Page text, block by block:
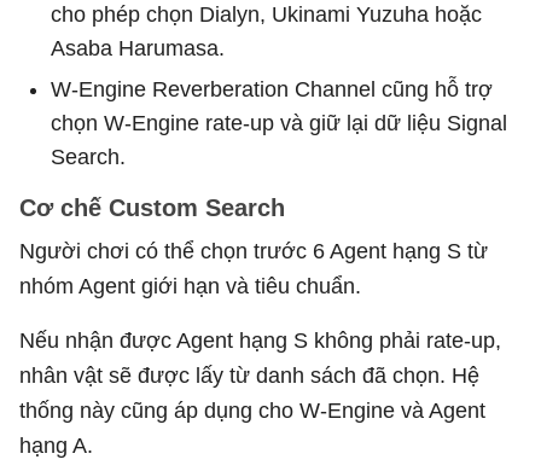
cho phép chọn Dialyn, Ukinami Yuzuha hoặc
Asaba Harumasa.
W-Engine Reverberation Channel cũng hỗ trợ
chọn W-Engine rate-up và giữ lại dữ liệu Signal
Search.
Cơ chế Custom Search
Người chơi có thể chọn trước 6 Agent hạng S từ
nhóm Agent giới hạn và tiêu chuẩn.
Nếu nhận được Agent hạng S không phải rate-up,
nhân vật sẽ được lấy từ danh sách đã chọn. Hệ
thống này cũng áp dụng cho W-Engine và Agent
hạng A.